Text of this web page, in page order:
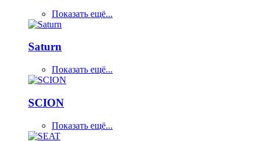
Показать ещё...
Saturn
Показать ещё...
SCION
Показать ещё...